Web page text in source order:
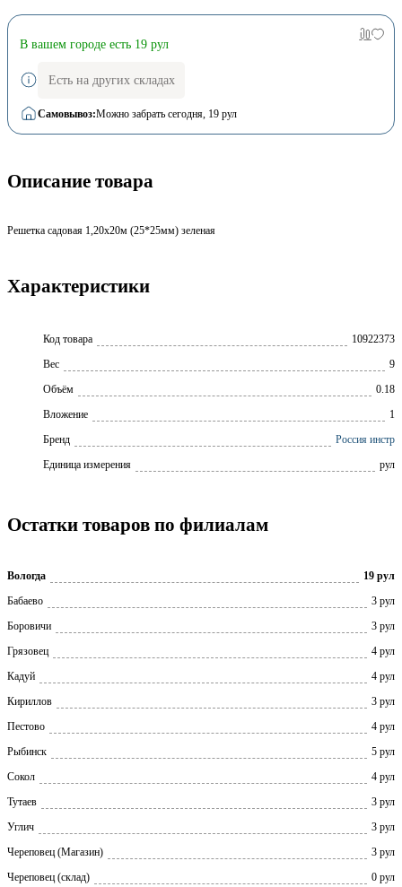
В вашем городе есть 19 рул
Есть на других складах
Самовывоз:Можно забрать сегодня, 19 рул
Описание товара
Решетка садовая 1,20х20м (25*25мм) зеленая
Характеристики
Код товара
10922373
Вес
9
Объём
0.18
Вложение
1
Бренд
Россия инстр
Единица измерения
рул
Остатки товаров по филиалам
Вологда
19 рул
Бабаево
3 рул
Боровичи
3 рул
Грязовец
4 рул
Кадуй
4 рул
Кириллов
3 рул
Пестово
4 рул
Рыбинск
5 рул
Сокол
4 рул
Тутаев
3 рул
Углич
3 рул
Череповец (Магазин)
3 рул
Череповец (склад)
0 рул